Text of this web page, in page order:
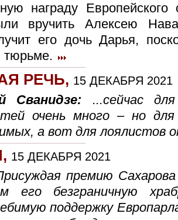
награду
вручить Алексею
его дочь Дарья,
тюрьме.
РЕЧЬ, 15 ДЕКАБРЯ 2021
Сванидзе: ...сейчас
очень много – но
а вот для лоялистов
, 15 ДЕКАБРЯ 2021
премию
его безграничную
поддержку